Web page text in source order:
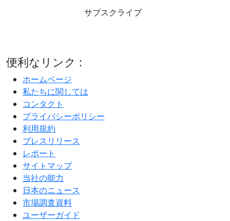
サブスクライブ
便利なリンク :
ホームページ
私たちに関しては
コンタクト
プライバシーポリシー
利用規約
プレスリリース
レポート
サイトマップ
当社の能力
日本のニュース
市場調査資料
ユーザーガイド